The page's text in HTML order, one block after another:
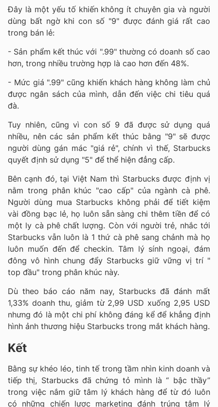
Đây là một yếu tố khiến không ít chuyên gia và người
dùng bất ngờ khi con số "9" được đánh giá rất cao
trong bán lẻ:
- Sản phẩm kết thúc với ".99" thường có doanh số cao
hơn, trong nhiều trường hợp là cao hơn đến 48%.
- Mức giá ".99" cũng khiến khách hàng không làm chủ
được ngân sách của mình, dẫn đến việc chi tiêu quá
đà.
Tuy nhiên, cũng vì con số 9 đã được sử dụng quá
nhiều, nên các sản phẩm kết thúc bằng "9" sẽ được
người dùng gán mác "giá rẻ", chính vì thế, Starbucks
quyết định sử dụng "5" để thể hiện đẳng cấp.
Bên cạnh đó, tại Việt Nam thì Starbucks được định vị
nằm trong phân khúc "cao cấp" của ngành cà phê.
Người dùng mua Starbucks không phải để tiết kiệm
vài đồng bạc lẻ, họ luôn sẵn sàng chi thêm tiền để có
một ly cà phê chất lượng. Còn với người trẻ, nhắc tới
Starbucks vẫn luôn là 1 thứ cà phê sang chảnh mà họ
luôn muốn đến để checkin. Tâm lý sính ngoại, đám
đông vô hình chung đẩy Starbucks giữ vững vị trí "
top đầu" trong phân khúc này.
Dù theo báo cáo năm nay, Starbucks đã đánh mất
1,33% doanh thu, giảm từ 2,99 USD xuống 2,95 USD
nhưng đó là một chi phí không đáng kể để khẳng định
hình ảnh thương hiệu Starbucks trong mắt khách hàng.
Kết
Bằng sự khéo léo, tinh tế trong tầm nhìn kinh doanh và
tiếp thị, Starbucks đã chứng tỏ mình là “ bậc thầy”
trong việc nắm giữ tâm lý khách hàng để từ đó luôn
có những chiến lược marketing đánh trúng tâm lý